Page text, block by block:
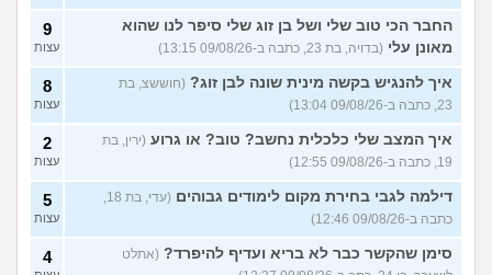
עוד שאלות חדשות במדור
החבר הכי טוב שלי ושל בן זוג שלי סיפר לנו שהוא
מאונן עלי (בדויה, בת 23, כתבה ב-09/08/26 13:15)
9
עצות
איך להנגיש בקשה מינית שונה לבן זוג? (חוששצ, בת
23, כתבה ב-09/08/26 13:04)
8
עצות
איך המצב שלי כלכלית נחשב? טוב? או גרוע (ירין, בת
19, כתבה ב-09/08/26 12:55)
2
עצות
דילמה לגבי בחירת מקום לימודים גבוהים
(עדי, בת 18,
כתבה ב-09/08/26 12:46)
5
עצות
סימן שהקשר כבר לא בריא ועדיף להיפרד? (אתלט
4